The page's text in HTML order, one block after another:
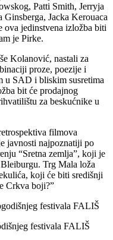
Patti Smith, Jerryja
Jacka Kerouaca
jedinstvena izložba biti
je Pirke.
Kolanović, nastali za
proze, poezije i
u SAD i bliskim susretima
bit će prodajnog
za beskućnike u
filmova
javnosti najpoznatiji po
“Sretna zemlja”, koji je
Trg Mala loža
koji će biti središnji
Crkva boji?”
festivala FALIŠ